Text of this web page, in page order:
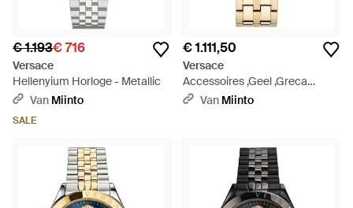
€ 1.193€ 716
Versace
Hellenyium Horloge - Metallic
Van Miinto
SALE
€ 1.111,50
Versace
Accessoires ,Geel ,Greca
Horloge - Metallic
Van Miinto